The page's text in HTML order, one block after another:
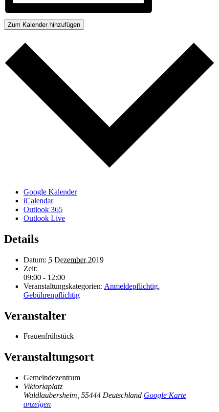
Zum Kalender hinzufügen
Google Kalender
iCalendar
Outlook 365
Outlook Live
Details
Datum: 5 Dezember 2019
Zeit:
09:00 - 12:00
Veranstaltungskategorien: Anmeldepflichtig,
Gebührenpflichtig
Veranstalter
Frauenfrühstück
Veranstaltungsort
Gemeindezentrum
Viktoriaplatz
Waldlaubersheim 55444 Deutschland Google Karte
anzeigen